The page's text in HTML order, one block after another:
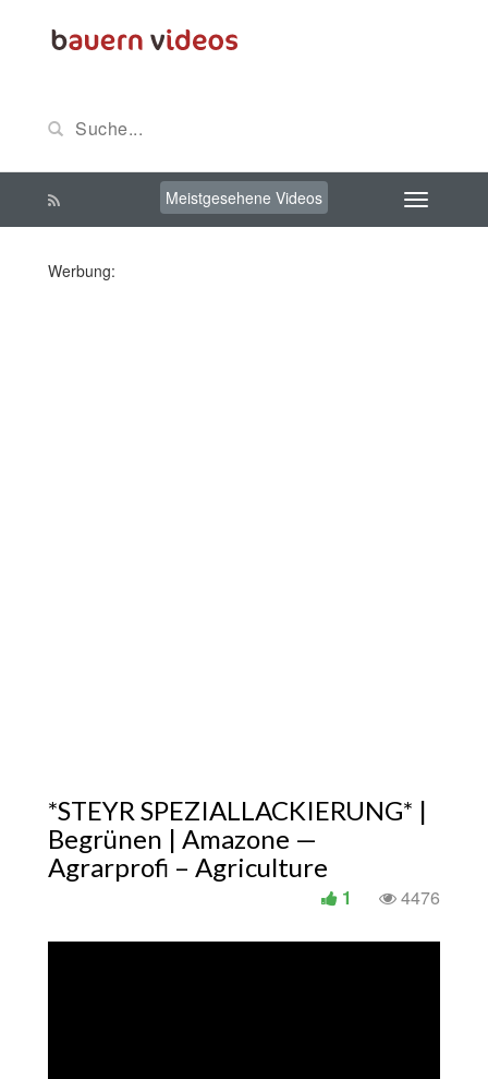
Meistgesehene Videos
Werbung:
*STEYR SPEZIALLACKIERUNG* |
Begrünen | Amazone —
Agrarprofi – Agriculture
4476
1